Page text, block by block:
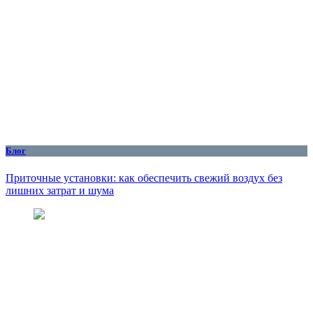
Блог
Приточные установки: как обеспечить свежий воздух без
лишних затрат и шума